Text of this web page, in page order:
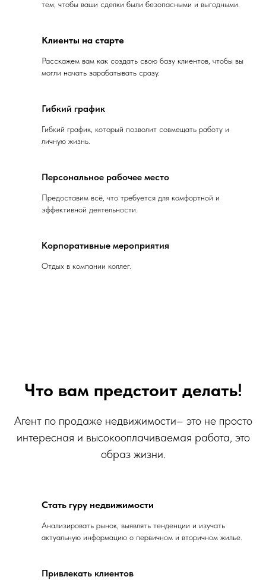
тем, чтобы ваши сделки были безопасными и выгодными.
Клиенты на старте
Расскажем вам как создать свою базу клиентов, чтобы вы
могли начать зарабатывать сразу.
Гибкий график
Гибкий график, который позволит совмещать работу и
личную жизнь.
Персональное рабочее место
Предоставим всё, что требуется для комфортной и
эффективной деятельности.
Корпоративные мероприятия
Отдых в компании коллег.
Что вам предстоит делать!
Агент по продаже недвижимости– это не просто
интересная и высокооплачиваемая работа, это
образ жизни.
Стать гуру недвижимости
Анализировать рынок, выявлять тенденции и изучать
актуальную информацию о первичном и вторичном жилье.
Привлекать клиентов